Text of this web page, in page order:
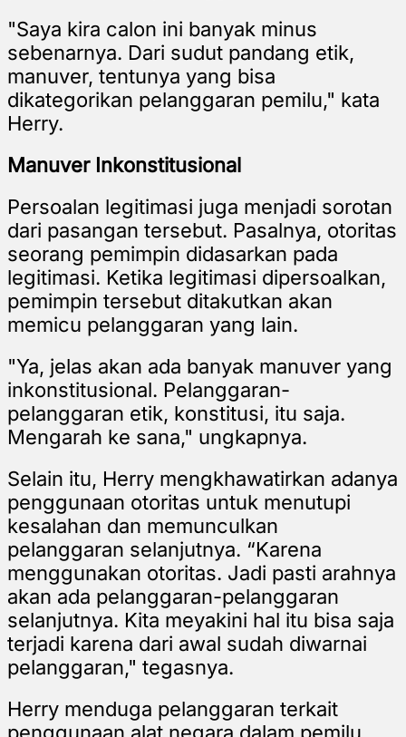
"Saya kira calon ini banyak minus
sebenarnya. Dari sudut pandang etik,
manuver, tentunya yang bisa
dikategorikan pelanggaran pemilu," kata
Herry.
Manuver Inkonstitusional
Persoalan legitimasi juga menjadi sorotan
dari pasangan tersebut. Pasalnya, otoritas
seorang pemimpin didasarkan pada
legitimasi. Ketika legitimasi dipersoalkan,
pemimpin tersebut ditakutkan akan
memicu pelanggaran yang lain.
"Ya, jelas akan ada banyak manuver yang
inkonstitusional. Pelanggaran-
pelanggaran etik, konstitusi, itu saja.
Mengarah ke sana," ungkapnya.
Selain itu, Herry mengkhawatirkan adanya
penggunaan otoritas untuk menutupi
kesalahan dan memunculkan
pelanggaran selanjutnya. “Karena
menggunakan otoritas. Jadi pasti arahnya
akan ada pelanggaran-pelanggaran
selanjutnya. Kita meyakini hal itu bisa saja
terjadi karena dari awal sudah diwarnai
pelanggaran," tegasnya.
Herry menduga pelanggaran terkait